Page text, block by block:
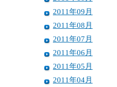
2011年09月
2011年08月
2011年07月
2011年06月
2011年05月
2011年04月